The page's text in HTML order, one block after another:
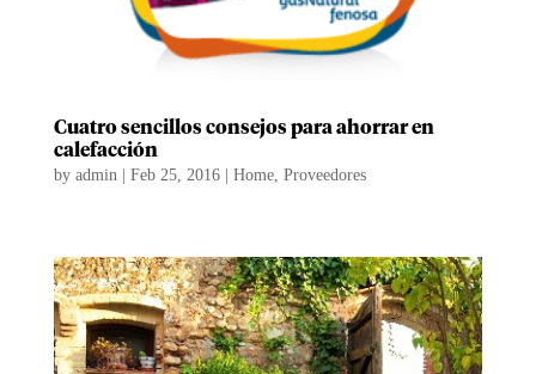
Cuatro sencillos consejos para ahorrar en
calefacción
by admin| Feb 25, 2016| Home, Proveedores